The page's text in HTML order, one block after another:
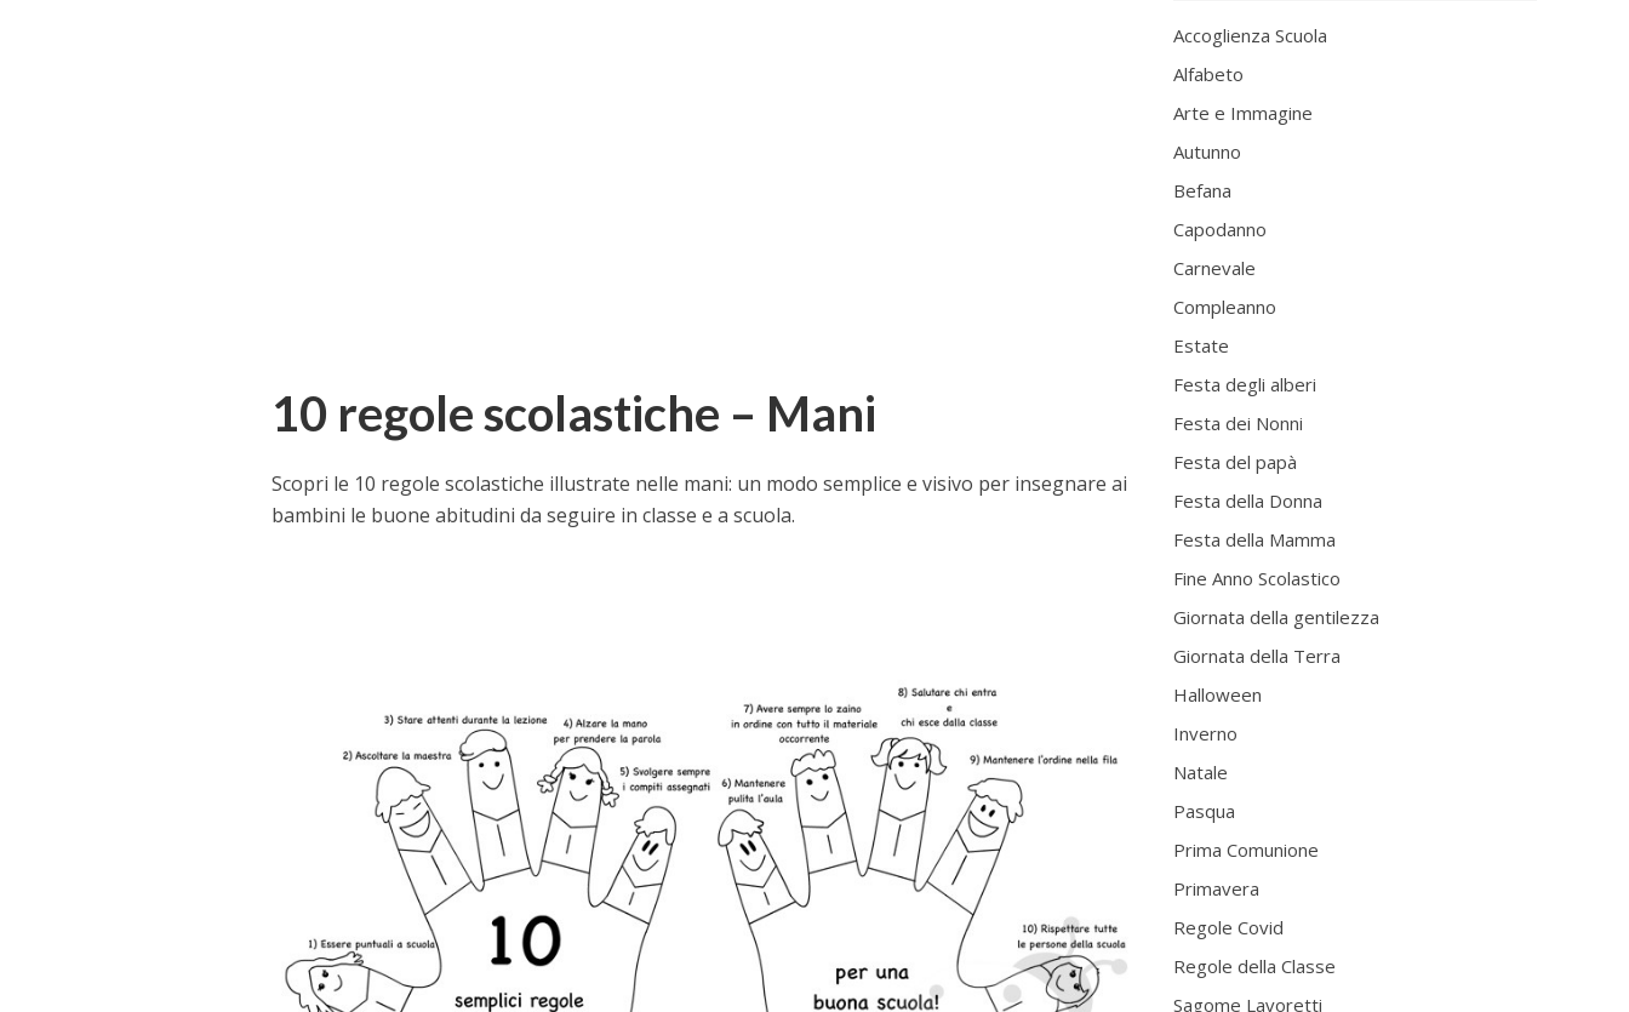
10 regole scolastiche – Mani
Scopri le 10 regole scolastiche illustrate nelle mani: un modo semplice e visivo per insegnare ai
bambini le buone abitudini da seguire in classe e a scuola.
Accoglienza Scuola
Alfabeto
Arte e Immagine
Autunno
Befana
Capodanno
Carnevale
Compleanno
Estate
Festa degli alberi
Festa dei Nonni
Festa del papà
Festa della Donna
Festa della Mamma
Fine Anno Scolastico
Giornata della gentilezza
Giornata della Terra
Halloween
Inverno
Natale
Pasqua
Prima Comunione
Primavera
Regole Covid
Regole della Classe
Sagome Lavoretti